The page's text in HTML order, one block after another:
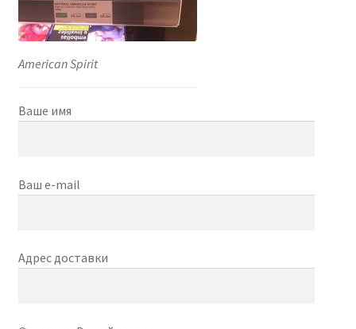
American Spirit
Ваше имя
Ваш e-mail
Адрес доставки